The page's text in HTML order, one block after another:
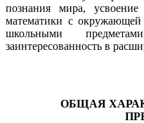
познания мира,
математики с окружающей
школьными
заинтересованность в
ОБЩАЯ